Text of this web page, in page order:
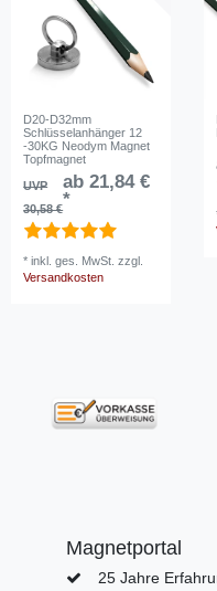
D20-D32mm
Schlüsselanhänger 12
-30KG Neodym Magnet
Topfmagnet
UVP
30,58 €
ab 21,84 €
*
*inkl. ges. MwSt. zzgl.
Versandkosten
Magnetportal
25 Jahre